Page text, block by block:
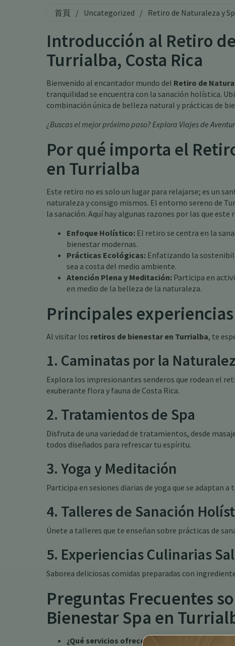
首頁 / Uncategorized / Retiro de Naturaleza y
Introducción al Retiro
Turrialba, Costa Rica
Bienvenido al encantador mundo del Retiro de
tranquilidad se encuentra con la sanación holística.
combinación única de belleza natural y prácticas de
¿Buscas el mejor próximo paso? Explora Viajes de
Por qué importa el
en Turrialba
Este retiro no es solo un lugar para relajarse; es un
naturaleza y consigo mismos. El entorno sereno de
la sanación. Aquí hay algunas razones por las que este
Enfoque Holístico: El retiro se centra en la
bienestar modernas.
Prácticas Ecológicas: Enfatizando la
sea a costa del medio ambiente.
Atención Plena y Meditación: Participa en
en medio de la belleza de la naturaleza.
Principales
Al visitar los retiros de bienestar en Turrialba, te
1. Caminatas por la
Explora los impresionantes senderos que rodean el
exuberante flora y fauna de Costa Rica.
2. Tratamientos de Spa
Disfruta de una variedad de tratamientos, desde
todos diseñados para refrescar tu espíritu.
3. Yoga y Meditación
Participa en sesiones diarias de yoga que se adaptan
4. Talleres de Sanación
Únete a talleres que te enseñan sobre prácticas de
5. Experiencias Culinarias
Saborea deliciosas comidas preparadas con
Preguntas Frecuentes
Bienestar Spa en
¿Qué servicios ofrecen los spas de bienestar